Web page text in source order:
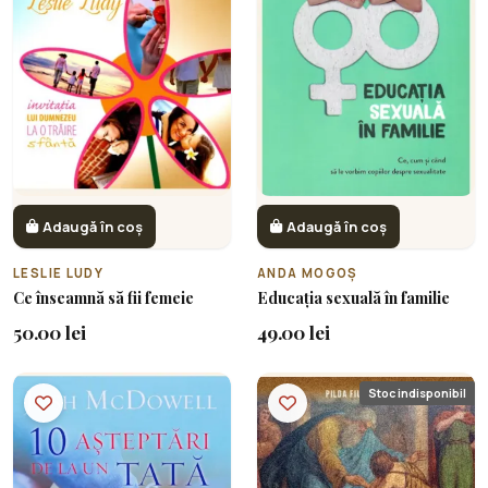
Adaugă în coș
LESLIE LUDY
Ce înseamnă să fii femeie
50.00 lei
Adaugă în coș
ANDA MOGOȘ
Educația sexuală în familie
49.00 lei
Stoc indisponibil